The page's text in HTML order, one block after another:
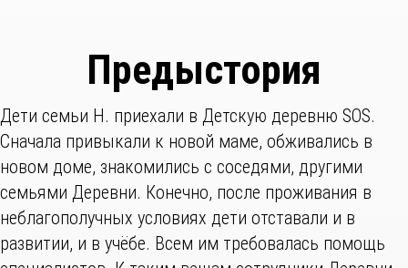
Предыстория
Дети семьи Н. приехали в Детскую деревню SOS.
Сначала привыкали к новой маме, обживались в
новом доме, знакомились с соседями, другими
семьями Деревни. Конечно, после проживания в
неблагополучных условиях дети отставали и в
развитии, и в учёбе. Всем им требовалась помощь